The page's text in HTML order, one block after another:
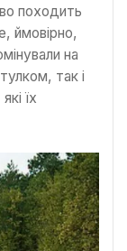
походить
ймовірно,
на
так і
їх